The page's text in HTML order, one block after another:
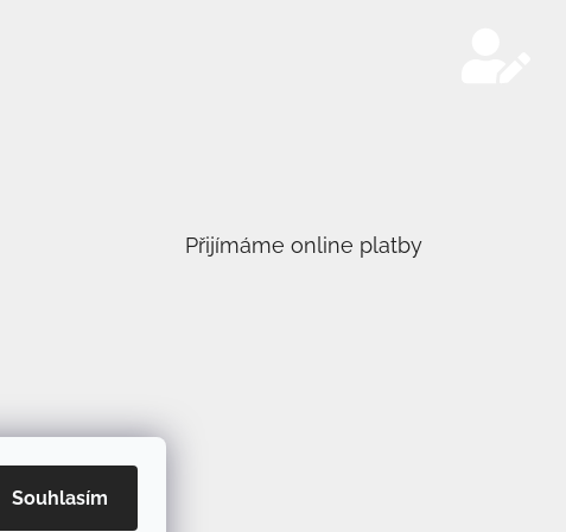
Souhlasím
Přijímáme online platby